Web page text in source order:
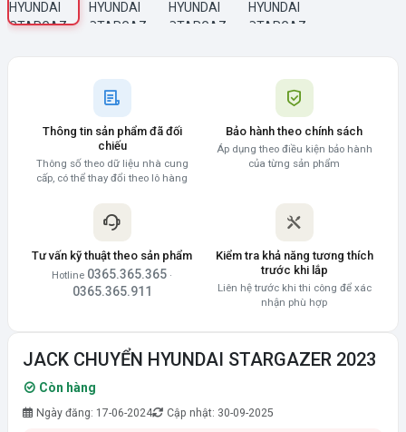
Thông tin sản phẩm đã đối
chiếu
Thông số theo dữ liệu nhà cung
cấp, có thể thay đổi theo lô hàng
Bảo hành theo chính sách
Áp dụng theo điều kiện bảo hành
của từng sản phẩm
Tư vấn kỹ thuật theo sản phẩm
Hotline 0365.365.365 ·
0365.365.911
Kiểm tra khả năng tương thích
trước khi lắp
Liên hệ trước khi thi công để xác
nhận phù hợp
JACK CHUYỂN HYUNDAI STARGAZER 2023
Còn hàng
Ngày đăng: 17-06-2024 Cập nhật: 30-09-2025